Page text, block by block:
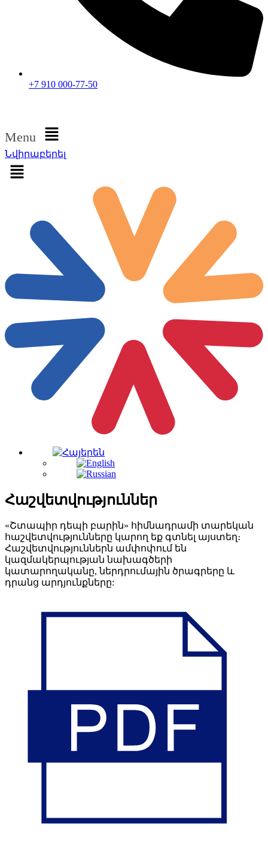
+7 910 000-77-50
Menu
Նվիրաբերել
Հաշվետվություններ
«Շտապիր դեպի բարին» հիմնադրամի տարեկան
հաշվետվությունները կարող եք գտնել այստեղ։
Հաշվետվություններն ամփոփում են
կազմակերպության նախագծերի
կատարողականը, ներդրումային ծրագրերը և
դրանց արդյունքները: